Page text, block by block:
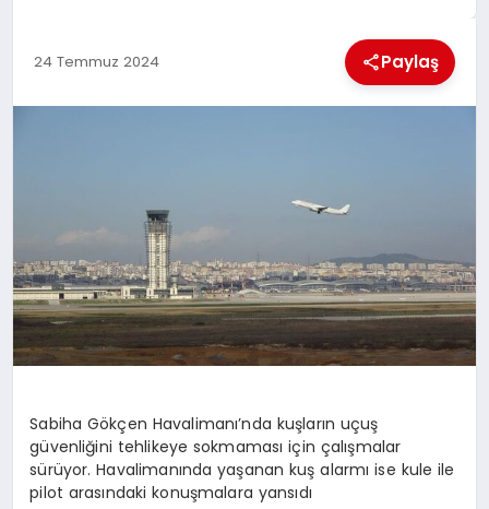
MAGAZIN
SPOR
TEKNOLOJI
24 Temmuz 2024 Paylaş
Sabiha Gökçen Havalimanı’nda kuşların uçuş
güvenliğini tehlikeye sokmaması için çalışmalar
sürüyor. Havalimanında yaşanan kuş alarmı ise kule ile
pilot arasındaki konuşmalara yansıdı